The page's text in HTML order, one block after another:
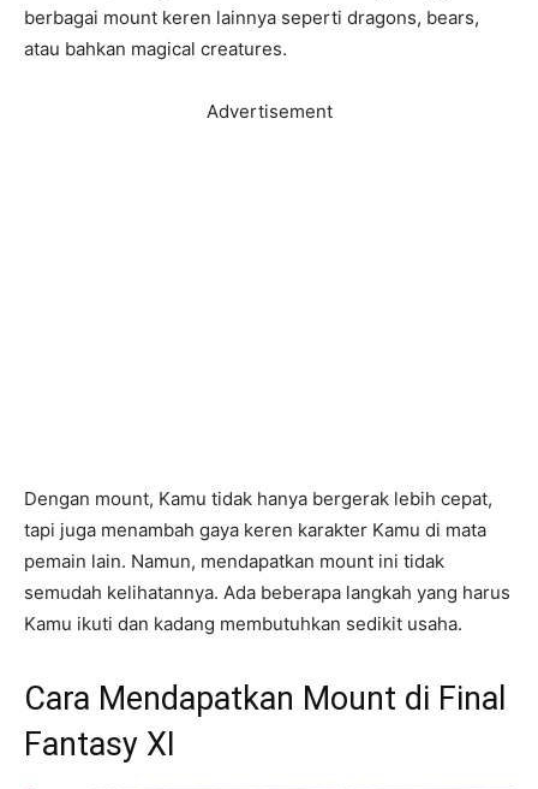
berbagai mount keren lainnya seperti dragons, bears,
atau bahkan magical creatures.
Advertisement
Dengan mount, Kamu tidak hanya bergerak lebih cepat,
tapi juga menambah gaya keren karakter Kamu di mata
pemain lain. Namun, mendapatkan mount ini tidak
semudah kelihatannya. Ada beberapa langkah yang harus
Kamu ikuti dan kadang membutuhkan sedikit usaha.
Cara Mendapatkan Mount di Final
Fantasy XI